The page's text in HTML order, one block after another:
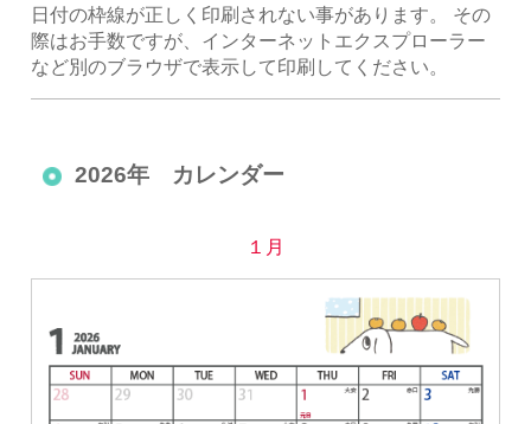
日付の枠線が正しく印刷されない事があります。 その
際はお手数ですが、インターネットエクスプローラー
など別のブラウザで表示して印刷してください。
2026年 カレンダー
１月